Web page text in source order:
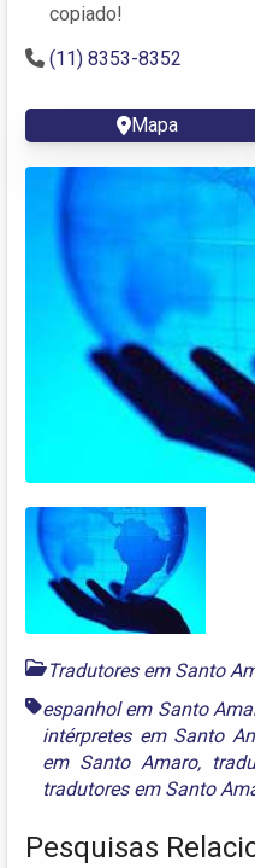
copiado!
(11) 8353-8352
Mapa
Tradutores em Santo
espanhol em Santo
intérpretes em Santo
em Santo Amaro,
tradutores em Santo
Pesquisas